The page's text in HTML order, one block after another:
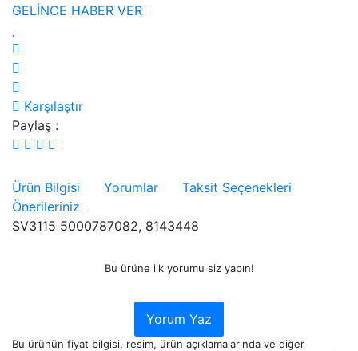
GELİNCE HABER VER
Karşılaştır
Paylaş :
Ürün Bilgisi Yorumlar
Taksit Seçenekleri
Önerileriniz
SV3115 5000787082, 8143448
Bu ürüne ilk yorumu siz yapın!
Yorum Yaz
Bu ürünün fiyat bilgisi, resim, ürün açıklamalarında ve diğer